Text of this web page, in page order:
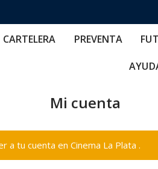
CARTELERA PREVENTA
Mi cuenta
a tu cuenta en Cinema La Plata .